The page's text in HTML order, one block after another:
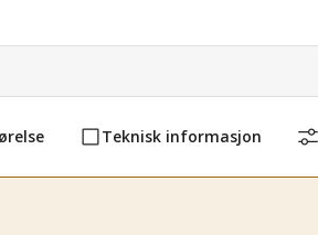
Teknisk informasjon